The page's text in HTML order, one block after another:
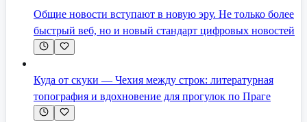
Общие новости вступают в новую эру. Не только более
быстрый веб, но и новый стандарт цифровых новостей
Куда от скуки — Чехия между строк: литературная
топография и вдохновение для прогулок по Праге